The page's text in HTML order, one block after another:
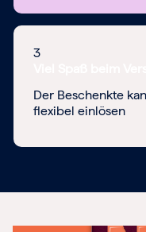
3
Der Beschenkte
flexibel einlösen